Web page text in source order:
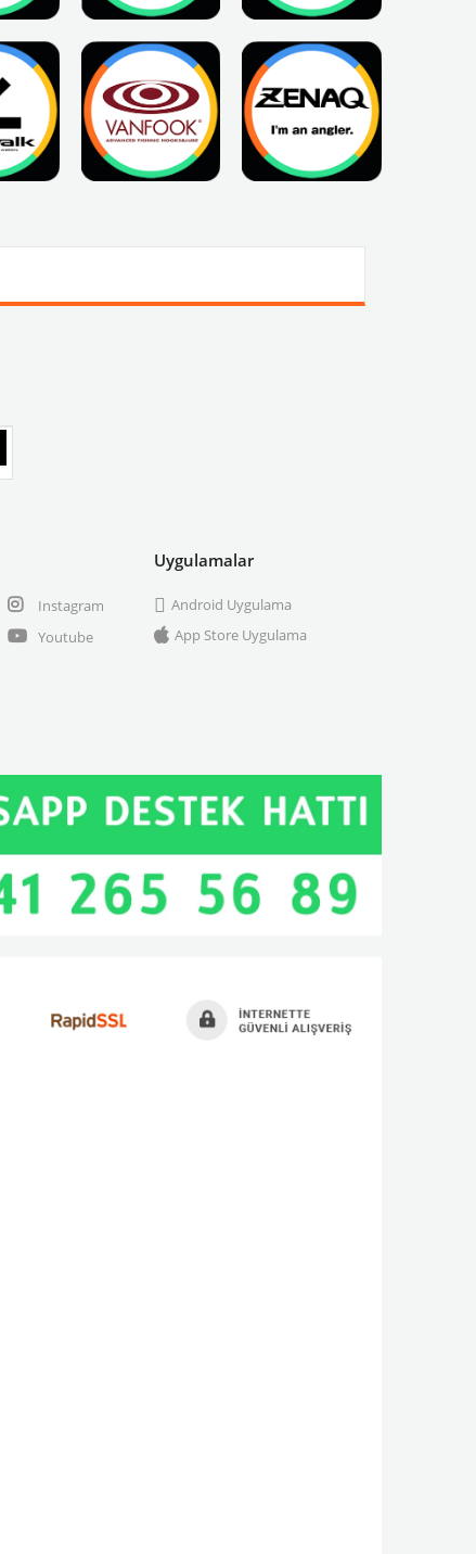
Instagram
Youtube
Uygulamalar
Android Uygulama
App Store Uygulama